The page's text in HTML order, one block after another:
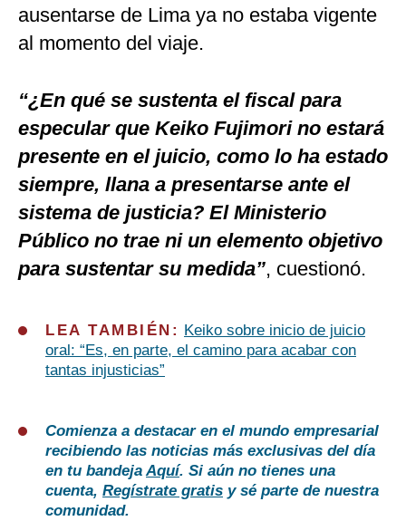
ausentarse de Lima ya no estaba vigente
al momento del viaje.
“¿En qué se sustenta el fiscal para
especular que Keiko Fujimori no estará
presente en el juicio, como lo ha estado
siempre, llana a presentarse ante el
sistema de justicia? El Ministerio
Público no trae ni un elemento objetivo
para sustentar su medida”, cuestionó.
LEA TAMBIÉN:
Keiko sobre inicio de juicio
oral: “Es, en parte, el camino para acabar con
tantas injusticias”
Comienza a destacar en el mundo empresarial
recibiendo las noticias más exclusivas del día
en tu bandejaAquí. Si aún no tienes una
cuenta, Regístrate gratis y sé parte de nuestra
comunidad.